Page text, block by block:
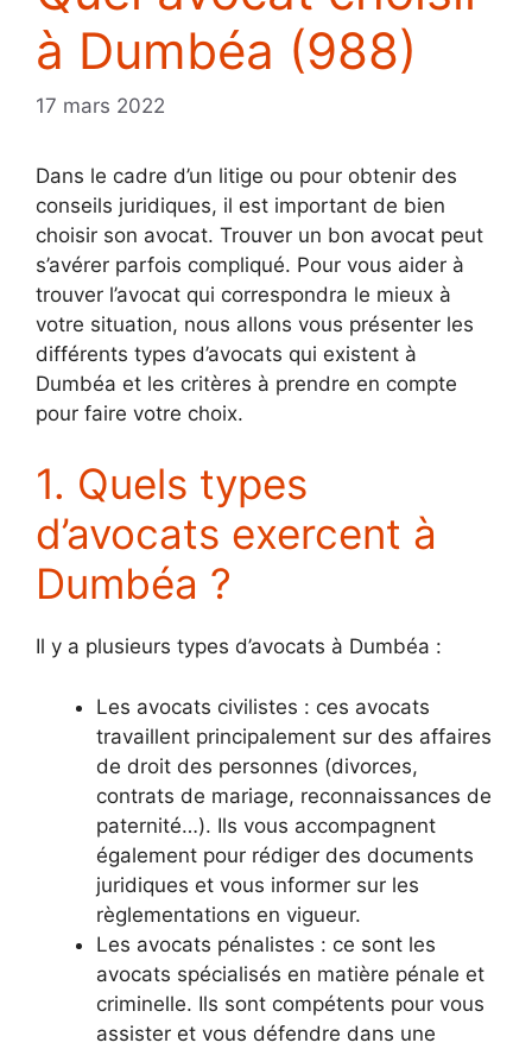
à Dumbéa (988)
17 mars 2022
Dans le cadre d’un litige ou pour obtenir des
conseils juridiques, il est important de bien
choisir son avocat. Trouver un bon avocat peut
s’avérer parfois compliqué. Pour vous aider à
trouver l’avocat qui correspondra le mieux à
votre situation, nous allons vous présenter les
différents types d’avocats qui existent à
Dumbéa et les critères à prendre en compte
pour faire votre choix.
1. Quels types
d’avocats exercent à
Dumbéa ?
Il y a plusieurs types d’avocats à Dumbéa :
Les avocats civilistes : ces avocats
travaillent principalement sur des affaires
de droit des personnes (divorces,
contrats de mariage, reconnaissances de
paternité…). Ils vous accompagnent
également pour rédiger des documents
juridiques et vous informer sur les
règlementations en vigueur.
Les avocats pénalistes : ce sont les
avocats spécialisés en matière pénale et
criminelle. Ils sont compétents pour vous
assister et vous défendre dans une